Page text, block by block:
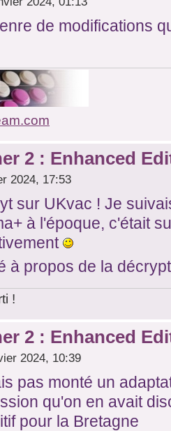
de modifications
2 : Enhanced
2024, 17:53
sur UKvac ! Je
à l'époque, c'était
à propos de la
!
2 : Enhanced
2024, 10:39
pas monté un
qu'on en avait
pour la Bretagne